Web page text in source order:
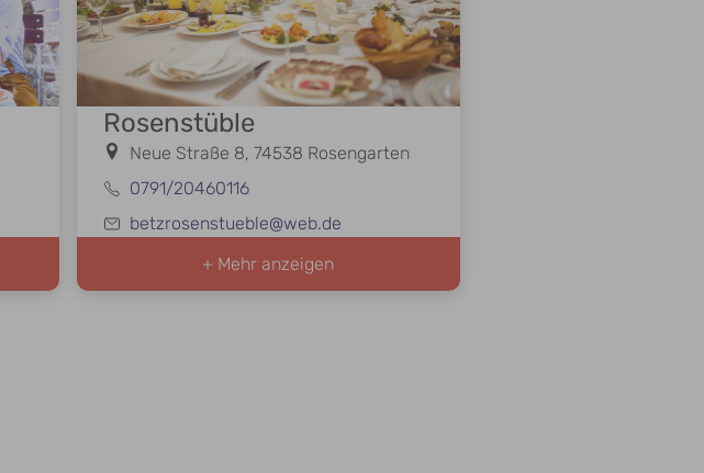
Rosenstüble
Neue Straße 8, 74538 Rosengarten
0791/20460116
betzrosenstueble@web.de
+ Mehr anzeigen